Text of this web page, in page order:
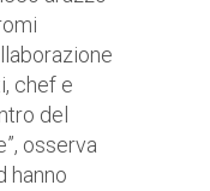
chef e
del
osserva
hanno